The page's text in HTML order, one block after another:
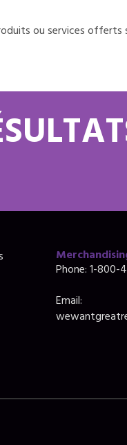
ou services offerts
Phone: 1-
Email: